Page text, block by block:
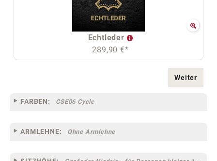
Echtleder
289,90 €*
Weiter
FARBEN: CSE06 Cycle
ARMLEHNE: Ohne Armlehne